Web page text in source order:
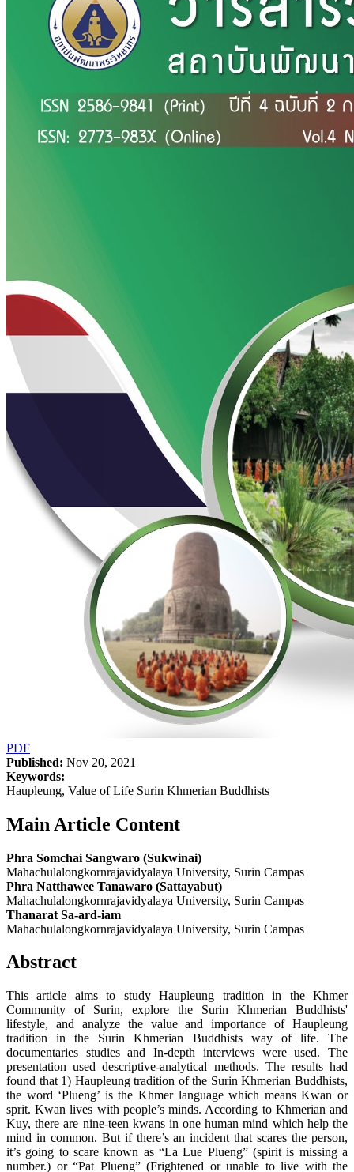
PDF
Published: Nov 20, 2021
Keywords:
Haupleung, Value of Life Surin Khmerian Buddhists
Main Article Content
Phra Somchai Sangwaro (Sukwinai)
Mahachulalongkornrajavidyalaya University, Surin Campas
Phra Natthawee Tanawaro (Sattayabut)
Mahachulalongkornrajavidyalaya University, Surin Campas
Thanarat Sa-ard-iam
Mahachulalongkornrajavidyalaya University, Surin Campas
Abstract
This article aims to study Haupleung tradition in the Khmer
Community of Surin, explore the Surin Khmerian Buddhists'
lifestyle, and analyze the value and importance of Haupleung
tradition in the Surin Khmerian Buddhists way of life. The
documentaries studies and In-depth interviews were used. The
presentation used descriptive-analytical methods. The results had
found that 1) Haupleung tradition of the Surin Khmerian Buddhists,
the word ‘Plueng’ is the Khmer language which means Kwan or
sprit. Kwan lives with people’s minds. According to Khmerian and
Kuy, there are nine-teen kwans in one human mind which help the
mind in common. But if there’s an incident that scares the person,
it’s going to scare known as “La Lue Plueng” (spirit is missing a
number.) or “Pat Plueng” (Frightened or unable to live with the